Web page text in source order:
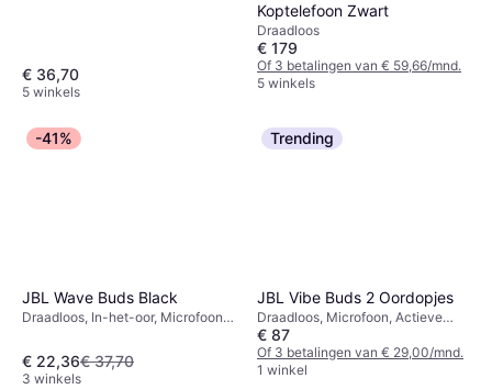
€ 36,70
5 winkels
Koptelefoon Zwart
Draadloos
€ 179
Of 3 betalingen van € 59,66/mnd.
5 winkels
-41%
JBL Wave Buds Black
Draadloos, In-het-oor, Microfoon,
€ 22,36€ 37,70
3 winkels
Trending
JBL Vibe Buds 2 Oordopjes
Draadloos, Microfoon, Actieve
ruisonderdrukking, Bluetooth
€ 87
Of 3 betalingen van € 29,00/mnd.
1 winkel